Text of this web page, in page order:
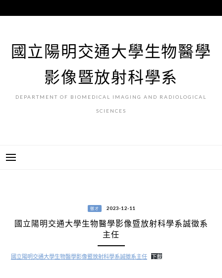
至
國立陽明交通大學生物醫學
影像暨放射科學系
DEPARTMENT OF BIOMEDICAL IMAGING AND RADIOLOGICAL
SCIENCES
徵才 2023-12-11
國立陽明交通大學生物醫學影像暨放射科學系誠徵系
主任
國立陽明交通大學生物醫學影像暨放射科學系誠徵系主任 下載